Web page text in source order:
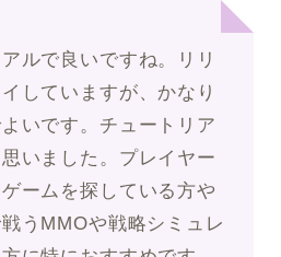
ルで良いですね。リリ
していますが、かなり
いです。チュートリア
いました。プレイヤー
ームを探している方や
うMMOや戦略シミュレ